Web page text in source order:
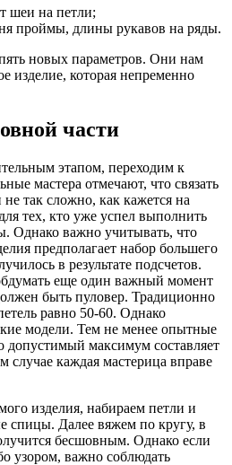
шеи на петли;
проймы, длины рукавов на ряды.
новых параметров. Они нам
изделие, которая непременно
части
этапом, переходим к
мастера отмечают, что связать
так сложно, как кажется на
тех, кто уже успел выполнить
Однако важно учитывать, что
предполагает набор большего
в результате подсчетов.
еще один важный момент
быть пуловер. Традиционно
равно 50-60. Однако
модели. Тем не менее опытные
допустимый максимум составляет
случае каждая мастерица вправе
изделия, набираем петли и
спицы. Далее вяжем по кругу, в
бесшовным. Однако если
узором, важно соблюдать